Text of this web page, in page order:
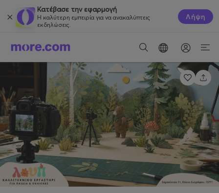
Κατέβασε την εφαρμογή
Η καλύτερη εμπειρία για να ανακαλύπτεις
εκδηλώσεις.
Λήψη